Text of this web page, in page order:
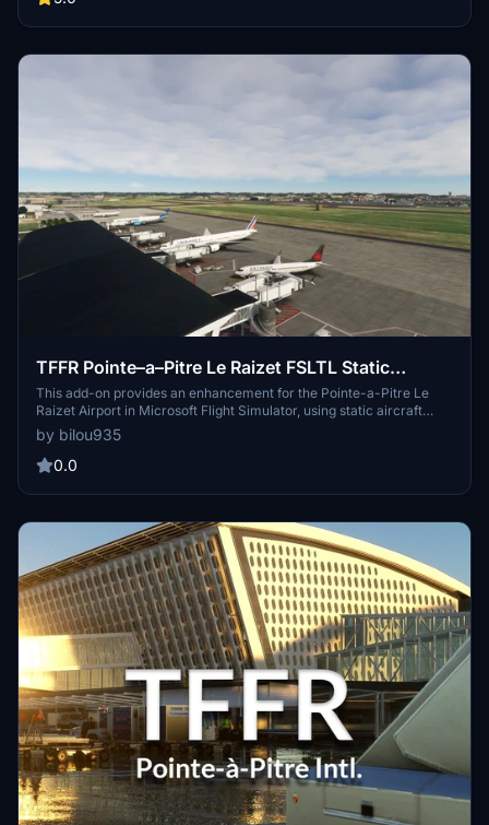
airport environment.
TFFR Pointe–a–Pitre Le Raizet FSLTL Static
Aircraft
This add-on provides an enhancement for the Pointe-a-Pitre Le
Raizet Airport in Microsoft Flight Simulator, using static aircraft
models from FSLTL. It enhances the airports ambiance without
requiring the FSLTL Injector and ensures no impact on frame rates.
Note that some gates may be blocked due to the placement of the
by bilou935
0.0